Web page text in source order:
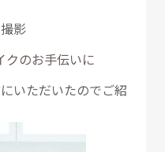
影
クのお手伝いに
いただいたのでご紹